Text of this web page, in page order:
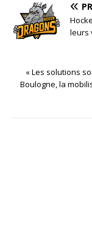
leurs
« Les solutions
Boulogne, la